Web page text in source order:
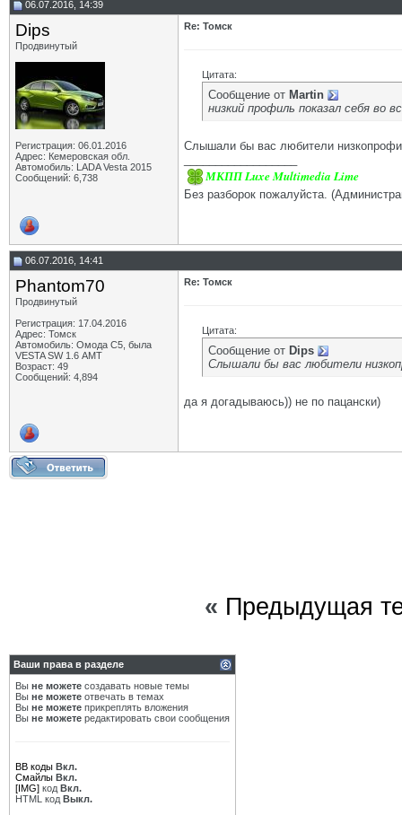
06.07.2016, 14:39
Dips
Продвинутый
Регистрация: 06.01.2016
Адрес: Кемеровская обл.
Автомобиль: LADA Vesta 2015
Сообщений: 6,738
Re: Томск
Цитата:
Сообщение от Martin
низкий профиль показал себя во
Слышали бы вас любители
МКПП Luxe Multimedia Lime
Без разборок пожалуйста.
06.07.2016, 14:41
Phantom70
Продвинутый
Регистрация: 17.04.2016
Адрес: Томск
Автомобиль: Омода С5, была
VESTA SW 1.6 АМТ
Возраст: 49
Сообщений: 4,894
Re: Томск
Цитата:
Сообщение от Dips
Слышали бы вас любители
да я догадываюсь)) не по пацански)
« Предыдущая
Ваши права в разделе
Вы не можете создавать новые темы
Вы не можете отвечать в темах
Вы не можете прикреплять вложения
Вы не можете редактировать свои сообщения
BB коды Вкл.
Смайлы Вкл.
[IMG] код Вкл.
HTML код Выкл.